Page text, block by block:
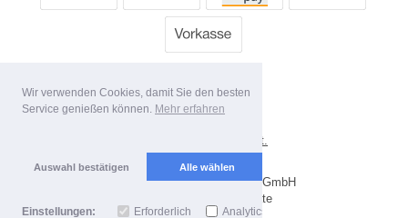
Wir verwenden Cookies, damit Sie den besten
Service genießen können. Mehr erfahren
Auswahl bestätigen Alle wählen
Einstellungen: Erforderlich Analytics
Alle Preise inkl. MwSt.
Lieferbedingungen
Copyright 2026 by Dartpoint GmbH
Mobile Shop by Shopgate